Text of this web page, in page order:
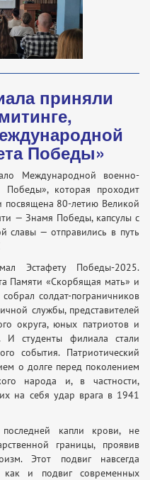
приняли
Победы»
Международной военно-
Победы», которая проходит
посвящена 80-летию Великой
— Знамя Победы, капсулы с
славы — отправились в путь
Эстафету Победы-2025.
Памяти «Скорбящая мать» и
солдат-пограничников
службы, представителей
округа, юных патриотов и
И студенты филиала стали
события. Патриотический
о долге перед поколением
народа и, в частности,
на себя удар врага в 1941
капли крови, не
границы, проявив
Этот подвиг навсегда
как и подвиг современных